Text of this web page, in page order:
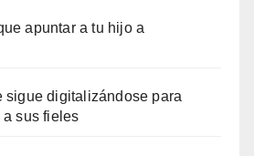
apuntar a tu hijo a
sigue digitalizándose para
sus fieles